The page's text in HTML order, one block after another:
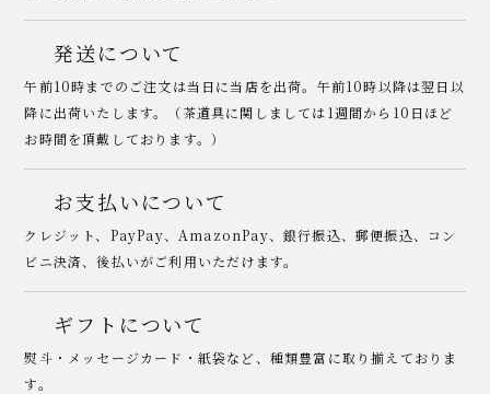
発送について
午前10時までのご注文は当日に当店を出荷。午前10時以降は翌日以
降に出荷いたします。（茶道具に関しましては1週間から10日ほど
お時間を頂戴しております。）
お支払いについて
クレジット、PayPay、AmazonPay、銀行振込、郵便振込、コン
ビニ決済、後払いがご利用いただけます。
ギフトについて
熨斗・メッセージカード・紙袋など、種類豊富に取り揃えておりま
す。